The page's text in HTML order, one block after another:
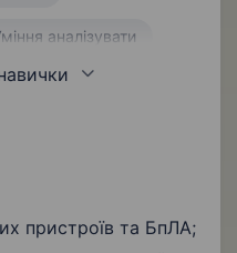
аналізувати
БпЛА
пристроїв та БпЛА;